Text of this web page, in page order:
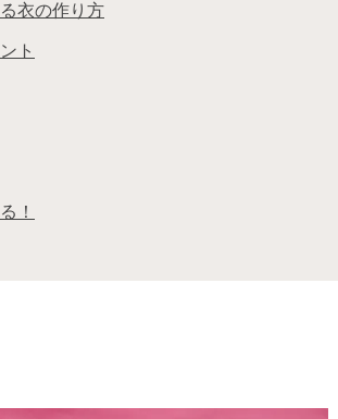
衣の作り方
ト
！